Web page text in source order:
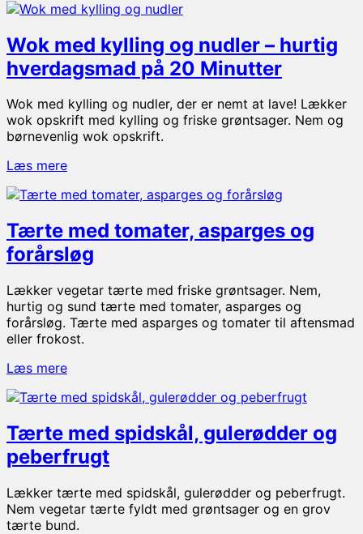
Wok med kylling og nudler – hurtig
hverdagsmad på 20 Minutter
Wok med kylling og nudler, der er nemt at lave! Lækker
wok opskrift med kylling og friske grøntsager. Nem og
børnevenlig wok opskrift.
Læs mereWok
kylling
nudler
–
hurtig
på
20
Minutter
Tærte med tomater, asparges og
forårsløg
Lækker vegetar tærte med friske grøntsager. Nem,
hurtig og sund tærte med tomater, asparges og
forårsløg. Tærte med asparges og tomater til aftensmad
eller frokost.
Læs mereTærte
tomater,
og
forårsløg
Tærte med spidskål, gulerødder og
peberfrugt
Lækker tærte med spidskål, gulerødder og peberfrugt.
Nem vegetar tærte fyldt med grøntsager og en grov
tærte bund.